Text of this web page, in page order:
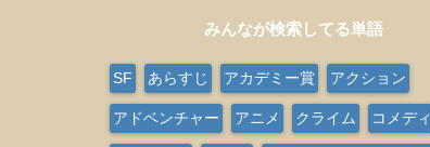
みんなが検索してる単語
SF あらすじ アカデミー賞 アクション
アドベンチャー アニメ クライム コメディ